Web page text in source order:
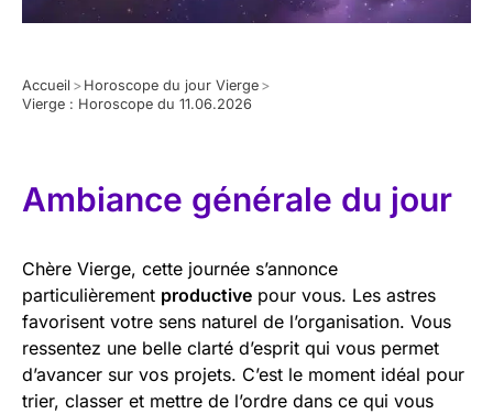
Accueil > Horoscope du jour Vierge >
Vierge : Horoscope du 11.06.2026
Ambiance générale du jour
Chère Vierge, cette journée s’annonce
particulièrement productive pour vous. Les astres
favorisent votre sens naturel de l’organisation. Vous
ressentez une belle clarté d’esprit qui vous permet
d’avancer sur vos projets. C’est le moment idéal pour
trier, classer et mettre de l’ordre dans ce qui vous